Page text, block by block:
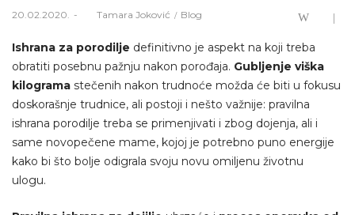
Posted
20.02.2020. OdTamara Joković
Posted
Blog
Ishrana za porodilje definitivno je aspekt na koji treba
obratiti posebnu pažnju nakon porođaja. Gubljenje viška
kilograma stečenih nakon trudnoće možda će biti u fokusu
doskorašnje trudnice, ali postoji i nešto važnije: pravilna
ishrana porodilje treba se primenjivati i zbog dojenja, ali i
same novopečene mame, kojoj je potrebno puno energije
kako bi što bolje odigrala svoju novu omiljenu životnu
ulogu.